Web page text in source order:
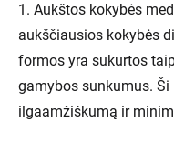
1. Aukštos kokybės
aukščiausios kokybės
formos yra sukurtos
gamybos sunkumus.
ilgaamžiškumą ir